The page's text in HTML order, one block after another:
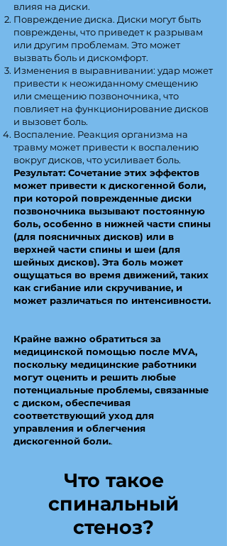
влияя на диски.
Повреждение диска. Диски могут быть
повреждены, что приведет к разрывам
или другим проблемам. Это может
вызвать боль и дискомфорт.
Изменения в выравнивании: удар может
привести к неожиданному смещению
или смещению позвоночника, что
повлияет на функционирование дисков
и вызовет боль.
Воспаление. Реакция организма на
травму может привести к воспалению
вокруг дисков, что усиливает боль.
Результат: Сочетание этих эффектов
может привести к дискогенной боли,
при которой поврежденные диски
позвоночника вызывают постоянную
боль, особенно в нижней части спины
(для поясничных дисков) или в
верхней части спины и шеи (для
шейных дисков). Эта боль может
ощущаться во время движений, таких
как сгибание или скручивание, и
может различаться по интенсивности.
Крайне важно обратиться за
медицинской помощью после MVA,
поскольку медицинские работники
могут оценить и решить любые
потенциальные проблемы, связанные
с диском, обеспечивая
соответствующий уход для
управления и облегчения
дискогенной боли..
Что такое
спинальный
стеноз?